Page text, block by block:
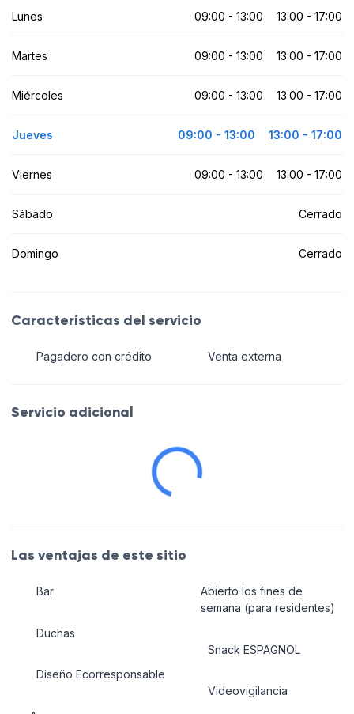
Lunes 09:00 - 13:00 13:00 - 17:00
Martes 09:00 - 13:00 13:00 - 17:00
Miércoles 09:00 - 13:00 13:00 - 17:00
Jueves 09:00 - 13:00 13:00 - 17:00
Viernes 09:00 - 13:00 13:00 - 17:00
Sábado Cerrado
Domingo Cerrado
Características del servicio
Pagadero con crédito Venta externa
Servicio adicional
Las ventajas de este sitio
Bar
Duchas
Diseño Ecorresponsable
Abierto los fines de
semana (para residentes)
Snack ESPAGNOL
Videovigilancia